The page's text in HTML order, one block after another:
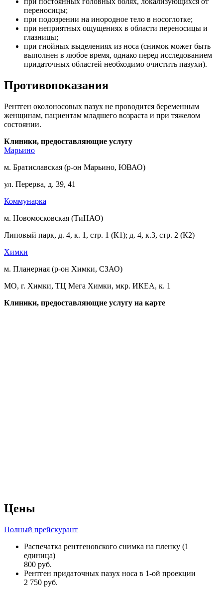
переносицы;
при подозрении на инородное тело в носоглотке;
при неприятных ощущениях в области переносицы и
глазницы;
при гнойных выделениях из носа (снимок может быть
выполнен в любое время, однако перед исследованием
придаточных областей необходимо очистить пазухи).
Противопоказания
Рентген околоносовых пазух не проводится беременным
женщинам, пациентам младшего возраста и при тяжелом
состоянии.
Клиники, предоставляющие услугу
Марьино
м. Братиславская (р-он Марьино, ЮВАО)
ул. Перерва, д. 39, 41
Коммунарка
м. Новомосковская (ТиНАО)
Липовый парк, д. 4, к. 1, стр. 1 (К1); д. 4, к.3, стр. 2 (К2)
Химки
м. Планерная (р-он Химки, СЗАО)
МО, г. Химки, ТЦ Мега Химки, мкр. ИКЕА, к. 1
Клиники, предоставляющие услугу на карте
Цены
Полный прейскурант
Распечатка рентгеновского снимка на пленку (1
единица)
800 руб.
Рентген придаточных пазух носа в 1-ой проекции
2 750 руб.